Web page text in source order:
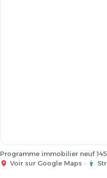
Programme immobilier neuf
Voir sur Google Maps ·